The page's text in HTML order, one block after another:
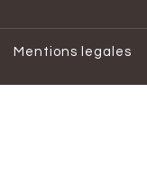
Mentions legales